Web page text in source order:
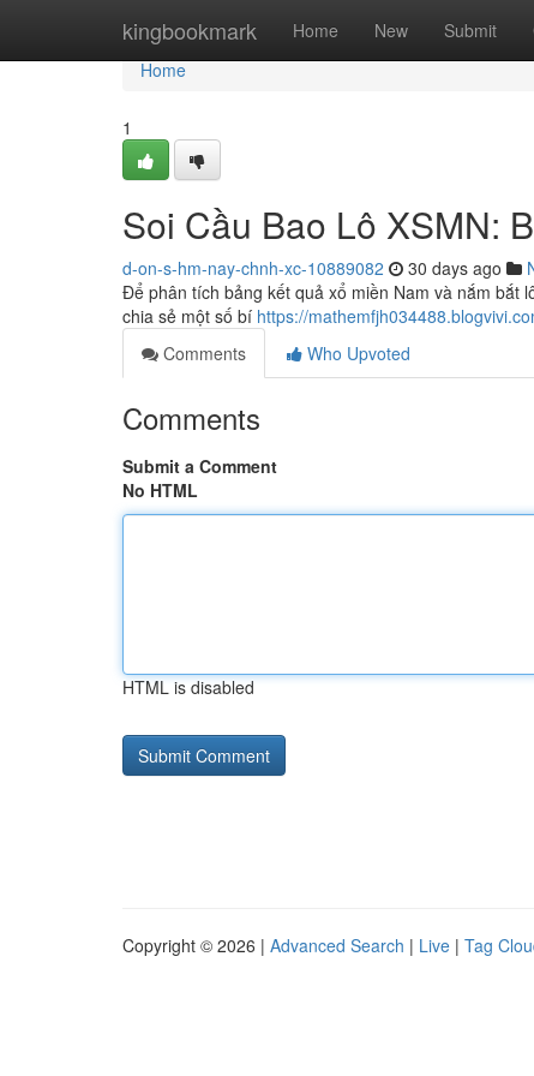
kingbookmark Home New Submit
Home
Home
1
Soi Cầu Bao Lô XSMN:
d-on-s-hm-nay-chnh-xc-10889082 30 days ago
Để phân tích bảng kết quả xổ miền Nam và nắm bắt
chia sẻ một số bí https://
Comments
Who Upvoted
Comments
Submit a Comment
No HTML
HTML is disabled
Copyright © 2026 | Advanced Search | Live | Tag